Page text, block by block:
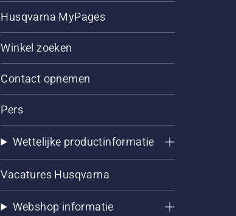
Husqvarna MyPages
Winkel zoeken
Contact opnemen
Pers
Wettelijke productinformatie
Vacatures Husqvarna
Webshop informatie